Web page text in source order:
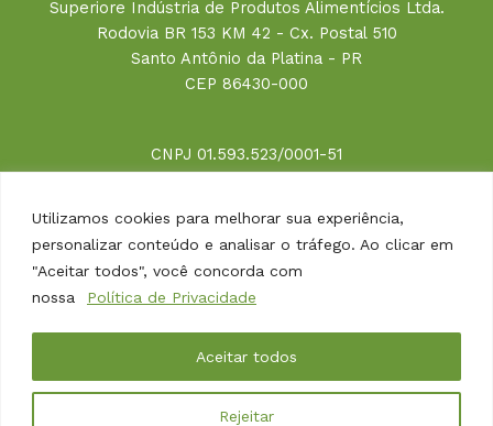
Utilizamos cookies para melhorar sua experiência,
personalizar conteúdo e analisar o tráfego. Ao clicar em
"Aceitar todos", você concorda com
nossa
Política de Privacidade
Rejeitar
Aceitar todos
Superiore Indústria de Produtos Alimentícios Ltda.
Rodovia BR 153 KM 42 - Cx. Postal 510
Santo Antônio da Platina - PR
CEP 86430-000
CNPJ 01.593.523/0001-51
Links
Minha Conta
Meus Favoritos
Loja
Receitas
Nossos Produtos